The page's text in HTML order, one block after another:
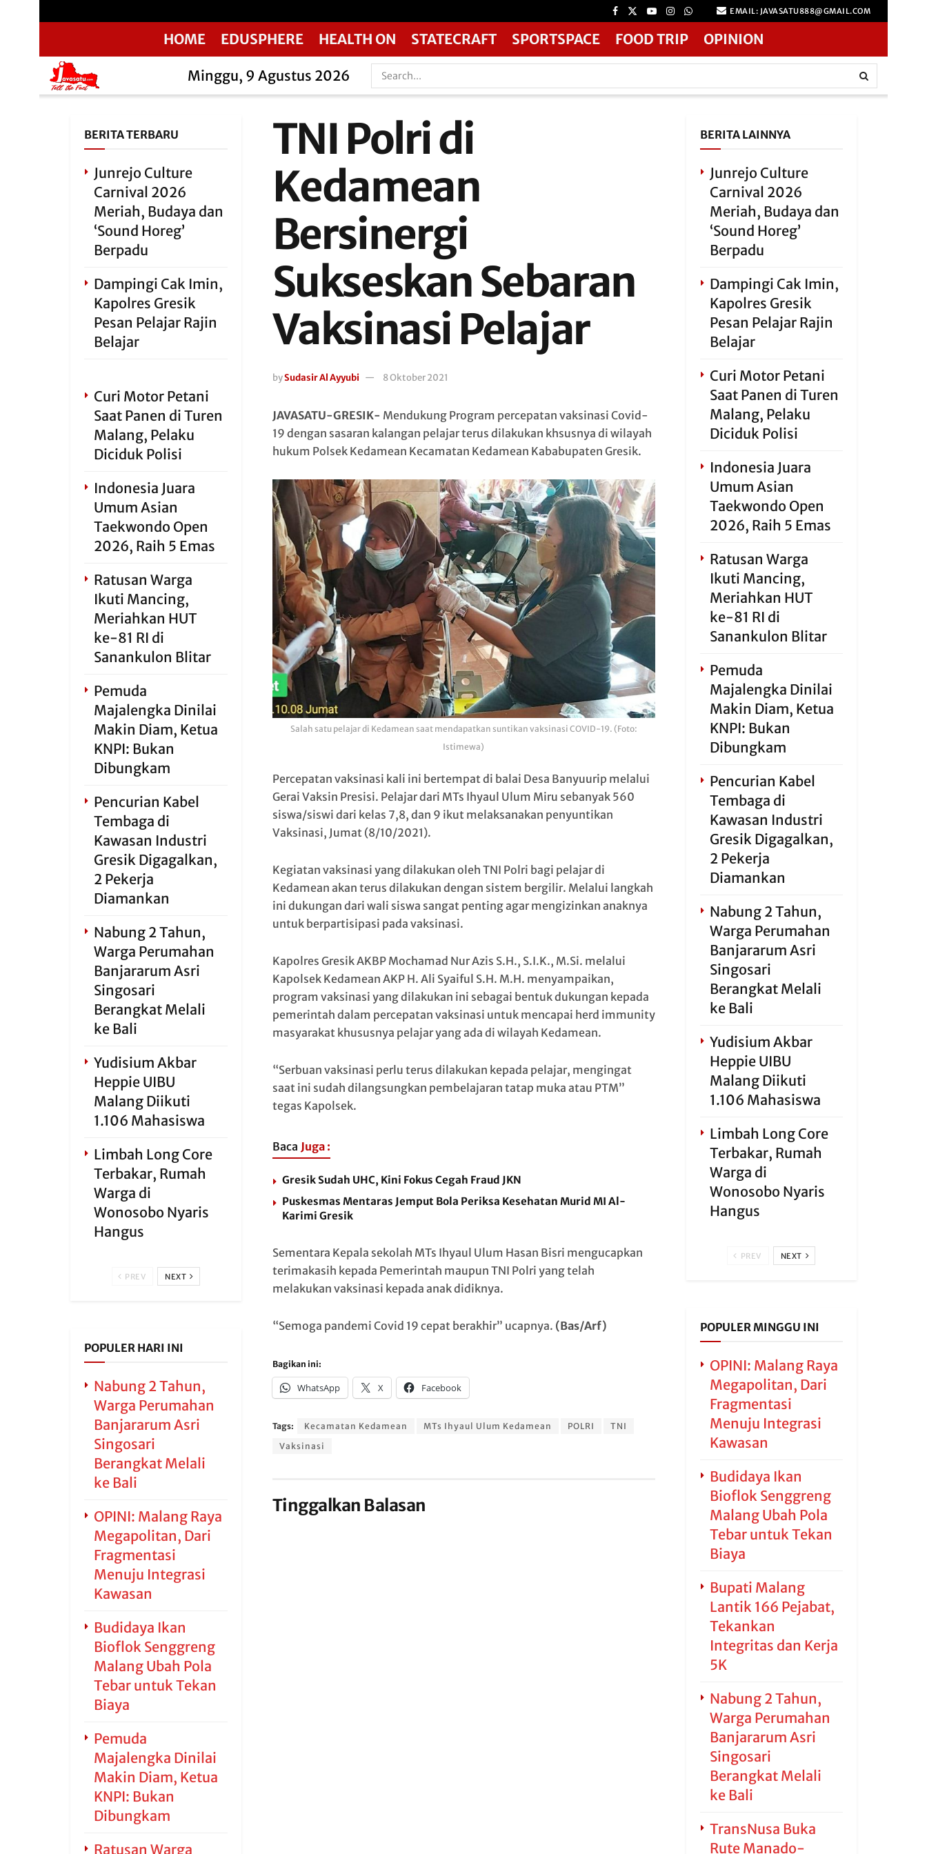
EMAIL: JAVASATU888@GMAIL.COM
HOME EDUSPHERE HEALTH ON STATECRAFT SPORTSPACE FOOD TRIP OPINION
Minggu, 9 Agustus 2026
TNI Polri di
Kedamean
Bersinergi
Sukseskan Sebaran
Vaksinasi Pelajar
bySudasir Al Ayyubi 8 Oktober 2021
JAVASATU-GRESIK- Mendukung Program percepatan vaksinasi Covid-
19 dengan sasaran kalangan pelajar terus dilakukan khsusnya di wilayah
hukum Polsek Kedamean Kecamatan Kedamean Kababupaten Gresik.
Salah satu pelajar di Kedamean saat mendapatkan suntikan vaksinasi COVID-19. (Foto:
Istimewa)
Percepatan vaksinasi kali ini bertempat di balai Desa Banyuurip melalui
Gerai Vaksin Presisi. Pelajar dari MTs Ihyaul Ulum Miru sebanyak 560
siswa/siswi dari kelas 7,8, dan 9 ikut melaksanakan penyuntikan
Vaksinasi, Jumat (8/10/2021).
Kegiatan vaksinasi yang dilakukan oleh TNI Polri bagi pelajar di
Kedamean akan terus dilakukan dengan sistem bergilir. Melalui langkah
ini dukungan dari wali siswa sangat penting agar mengizinkan anaknya
untuk berpartisipasi pada vaksinasi.
Kapolres Gresik AKBP Mochamad Nur Azis S.H., S.I.K., M.Si. melalui
Kapolsek Kedamean AKP H. Ali Syaiful S.H. M.H. menyampaikan,
program vaksinasi yang dilakukan ini sebagai bentuk dukungan kepada
pemerintah dalam percepatan vaksinasi untuk mencapai herd immunity
masyarakat khususnya pelajar yang ada di wilayah Kedamean.
“Serbuan vaksinasi perlu terus dilakukan kepada pelajar, mengingat
saat ini sudah dilangsungkan pembelajaran tatap muka atau PTM”
tegas Kapolsek.
Baca Juga :
Gresik Sudah UHC, Kini Fokus Cegah Fraud JKN
Puskesmas Mentaras Jemput Bola Periksa Kesehatan Murid MI Al-
Karimi Gresik
Sementara Kepala sekolah MTs Ihyaul Ulum Hasan Bisri mengucapkan
terimakasih kepada Pemerintah maupun TNI Polri yang telah
melakukan vaksinasi kepada anak didiknya.
“Semoga pandemi Covid 19 cepat berakhir” ucapnya. (Bas/Arf)
Bagikan ini:
WhatsApp X Facebook
Tags: Kecamatan Kedamean MTs Ihyaul Ulum Kedamean POLRI
TNI
Vaksinasi
Tinggalkan Balasan
BERITA TERBARU
Junrejo Culture
Carnival 2026
Meriah, Budaya dan
‘Sound Horeg’
Berpadu
Dampingi Cak Imin,
Kapolres Gresik
Pesan Pelajar Rajin
Belajar
Curi Motor Petani
Saat Panen di Turen
Malang, Pelaku
Diciduk Polisi
Indonesia Juara
Umum Asian
Taekwondo Open
2026, Raih 5 Emas
Ratusan Warga
Ikuti Mancing,
Meriahkan HUT
ke-81 RI di
Sanankulon Blitar
Pemuda
Majalengka Dinilai
Makin Diam, Ketua
KNPI: Bukan
Dibungkam
Pencurian Kabel
Tembaga di
Kawasan Industri
Gresik Digagalkan,
2 Pekerja
Diamankan
Nabung 2 Tahun,
Warga Perumahan
Banjararum Asri
Singosari
Berangkat Melali
ke Bali
Yudisium Akbar
Heppie UIBU
Malang Diikuti
1.106 Mahasiswa
Limbah Long Core
Terbakar, Rumah
Warga di
Wonosobo Nyaris
Hangus
PREV NEXT
POPULER HARI INI
Nabung 2 Tahun,
Warga Perumahan
Banjararum Asri
Singosari
Berangkat Melali
ke Bali
OPINI: Malang Raya
Megapolitan, Dari
Fragmentasi
Menuju Integrasi
Kawasan
Budidaya Ikan
Bioflok Senggreng
Malang Ubah Pola
Tebar untuk Tekan
Biaya
Pemuda
Majalengka Dinilai
Makin Diam, Ketua
KNPI: Bukan
Dibungkam
Ratusan Warga
BERITA LAINNYA
Junrejo Culture
Carnival 2026
Meriah, Budaya dan
‘Sound Horeg’
Berpadu
Dampingi Cak Imin,
Kapolres Gresik
Pesan Pelajar Rajin
Belajar
Curi Motor Petani
Saat Panen di Turen
Malang, Pelaku
Diciduk Polisi
Indonesia Juara
Umum Asian
Taekwondo Open
2026, Raih 5 Emas
Ratusan Warga
Ikuti Mancing,
Meriahkan HUT
ke-81 RI di
Sanankulon Blitar
Pemuda
Majalengka Dinilai
Makin Diam, Ketua
KNPI: Bukan
Dibungkam
Pencurian Kabel
Tembaga di
Kawasan Industri
Gresik Digagalkan,
2 Pekerja
Diamankan
Nabung 2 Tahun,
Warga Perumahan
Banjararum Asri
Singosari
Berangkat Melali
ke Bali
Yudisium Akbar
Heppie UIBU
Malang Diikuti
1.106 Mahasiswa
Limbah Long Core
Terbakar, Rumah
Warga di
Wonosobo Nyaris
Hangus
PREV NEXT
POPULER MINGGU INI
OPINI: Malang Raya
Megapolitan, Dari
Fragmentasi
Menuju Integrasi
Kawasan
Budidaya Ikan
Bioflok Senggreng
Malang Ubah Pola
Tebar untuk Tekan
Biaya
Bupati Malang
Lantik 166 Pejabat,
Tekankan
Integritas dan Kerja
5K
Nabung 2 Tahun,
Warga Perumahan
Banjararum Asri
Singosari
Berangkat Melali
ke Bali
TransNusa Buka
Rute Manado-